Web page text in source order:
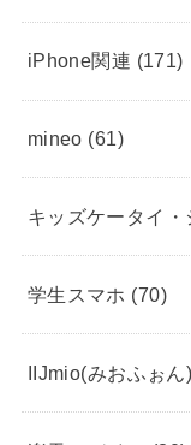
iPhone関連 (171)
mineo (61)
キッズケータイ
学生スマホ (70)
IIJmio(みおふぉん)